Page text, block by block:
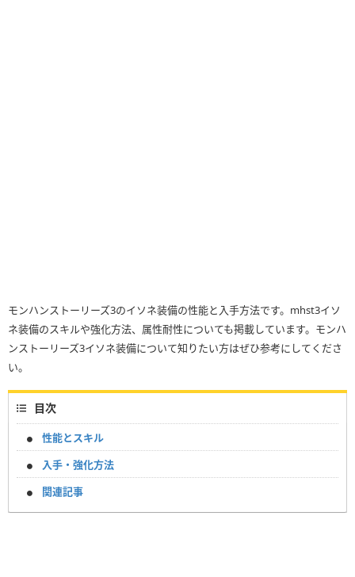
モンハンストーリーズ3のイソネ装備の性能と入手方法です。mhst3イソ
ネ装備のスキルや強化方法、属性耐性についても掲載しています。モンハ
ンストーリーズ3イソネ装備について知りたい方はぜひ参考にしてくださ
い。
目次
性能とスキル
入手・強化方法
関連記事